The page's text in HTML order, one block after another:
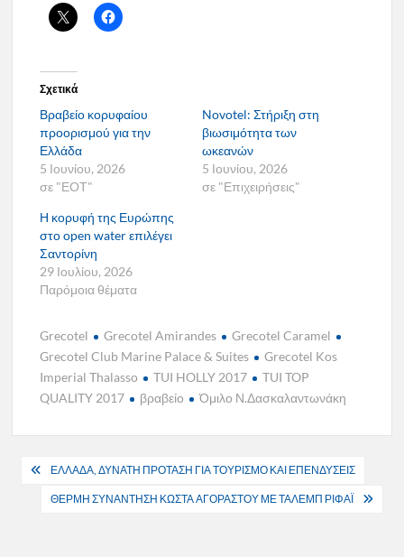
Σχετικά
Βραβείο κορυφαίου
προορισμού για την
Ελλάδα
5 Ιουνίου, 2026
σε "ΕΟΤ"
Novotel: Στήριξη στη
βιωσιμότητα των
ωκεανών
5 Ιουνίου, 2026
σε "Επιχειρήσεις"
Η κορυφή της Ευρώπης
στο open water επιλέγει
Σαντορίνη
29 Ιουλίου, 2026
Παρόμοια θέματα
Grecotel Grecotel Amirandes
Grecotel Caramel
Grecotel Club Marine Palace & Suites
Grecotel Kos
Imperial Thalasso
TUI HOLLY 2017
TUI TOP
QUALITY 2017
βραβείο Όμιλο Ν.Δασκαλαντωνάκη
Πλοήγηση
άρθρων
ΕΛΛΑΔΑ, ΔΥΝΑΤΗ ΠΡΟΤΑΣΗ ΓΙΑ ΤΟΥΡΙΣΜΟ ΚΑΙ ΕΠΕΝΔΥΣΕΙΣ
ΘΕΡΜΗ ΣΥΝΑΝΤΗΣΗ ΚΩΣΤΑ ΑΓΟΡΑΣΤΟΥ ΜΕ ΤΑΛΕΜΠ ΡΙΦΑΪ